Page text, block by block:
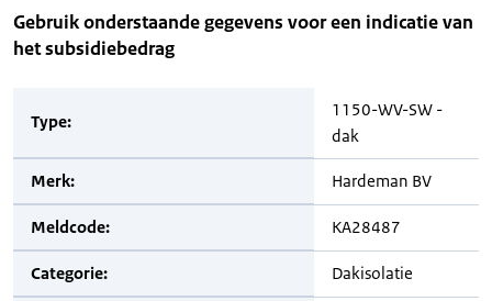
Gebruik onderstaande gegevens voor een indicatie van
het subsidiebedrag
Type:
1150-WV-SW -
dak
Merk: Hardeman BV
Meldcode: KA28487
Categorie: Dakisolatie